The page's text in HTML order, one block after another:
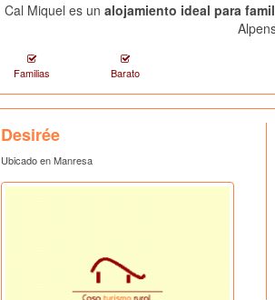
Cal Miquel es unalojamiento ideal para
Familias Barato
Desirée
Ubicado en Manresa